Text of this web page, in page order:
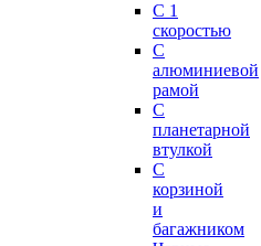
С 1
скоростью
С
алюминиевой
рамой
С
планетарной
втулкой
С
корзиной
и
багажником